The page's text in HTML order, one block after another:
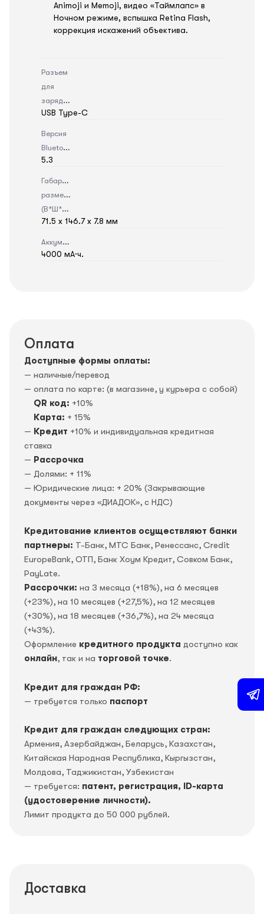
Animoji и Memoji, видео «Таймлапс» в
Ночном режиме, вспышка Retina Flash,
коррекция искажений объектива.
Разъем
для
зарядки
USB Type-C
Версия
Bluetooth
5.3
Габаритные
размеры
(В*Ш*Г)
71.5 х 146.7 х 7.8 мм
Аккумулятор
4000 мА·ч.
Оплата
Доступные формы оплаты:
— наличные/перевод
— оплата по карте: (в магазине, у курьера с собой)
QR код: +10%
Карта: + 15%
— Кредит +10% и индивидуальная кредитная
ставка
— Рассрочка
— Долями: + 11%
— Юридические лица: + 20% (Закрывающие
документы через «ДИАДОК», c НДС)
Кредитование клиентов осуществляют банки
партнеры: Т-Банк, МТС Банк, Ренессанс, Credit
EuropeBank, OTП, Банк Хоум Кредит, Совком Банк,
PayLate.
Рассрочки: на 3 месяца (+18%), на 6 месяцев
(+23%), на 10 месяцев (+27,5%), на 12 месяцев
(+30%), на 18 месяцев (+36,7%), на 24 месяца
(+43%).
Оформление кредитного продукта доступно как
онлайн, так и на торговой точке.
Кредит для граждан РФ:
— требуется только паспорт
Кредит для граждан следующих стран:
Армения, Азербайджан, Беларусь, Казахстан,
Китайская Народная Республика, Кыргызстан,
Молдова, Таджикистан, Узбекистан
— требуется: патент, регистрация, ID-карта
(удостоверение личности).
Лимит продукта до 50 000 рублей.
Доставка